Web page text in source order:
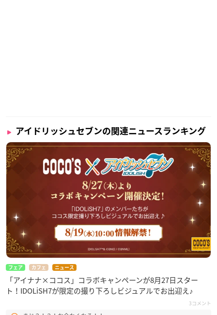
アイドリッシュセブンの関連ニュースランキング
フェア カフェ ニュース
「アイナナ×ココス」コラボキャンペーンが8月27日スター
ト！IDOLiSH7が限定の撮り下ろしビジュアルでお出迎え♪
3コメント